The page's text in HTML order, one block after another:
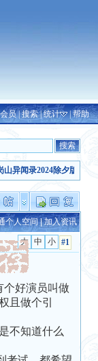
会员|搜索|统计 |帮助
闻录2024除夕版发布
个人空间|加入资讯
#1
个好演员叫做
做个引
不知道什么